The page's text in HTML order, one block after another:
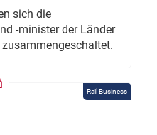
sich die
-minister der Länder
Rail Business